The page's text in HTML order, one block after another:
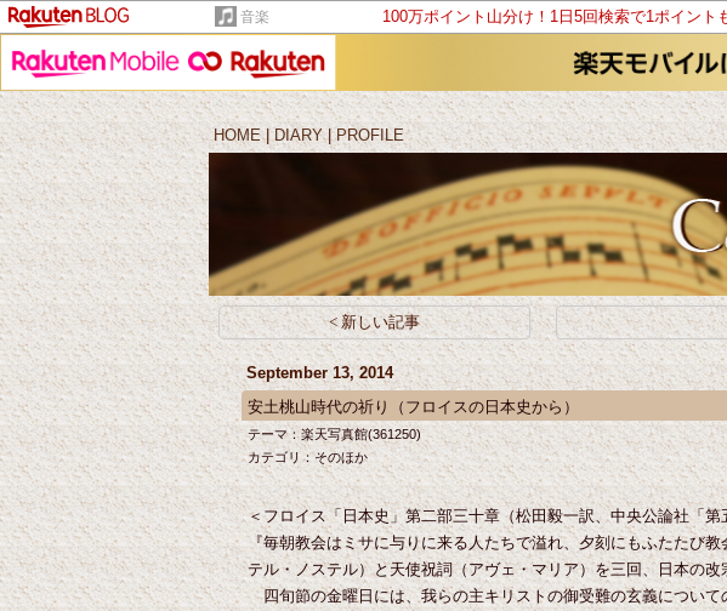
音楽 100万ポイント山分け！1日5回検索で1ポイント
HOME|DIARY|PROFILE
< 新しい記事
September 13, 2014
安土桃山時代の祈り（フロイスの日本史から）
テーマ：楽天写真館(361250)
カテゴリ：そのほか
＜フロイス「日本史」第二部三十章（松田毅一訳、中央公論社「第
『毎朝教会はミサに与りに来る人たちで溢れ、夕刻にもふたたび
テル・ノステル）と天使祝詞（アヴェ・マリア）を三回、日本の
四旬節の金曜日には、我らの主キリストの御受難の玄義について